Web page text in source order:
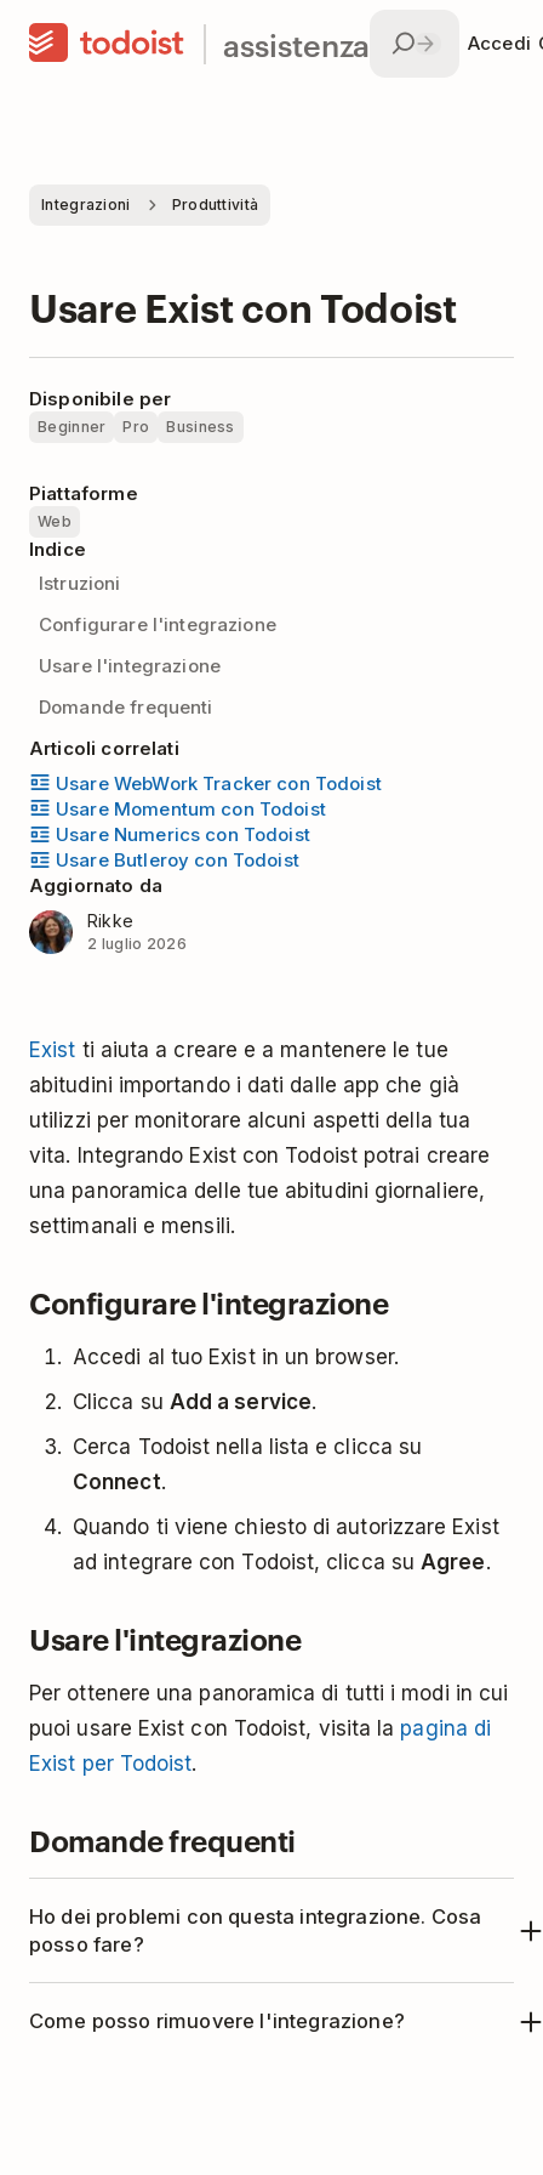
assistenza Accedi
Integrazioni Produttività
Usare Exist con Todoist
Disponibile per
Beginner Pro Business
Piattaforme
Web
Indice
Istruzioni
Configurare l'integrazione
Usare l'integrazione
Domande frequenti
Articoli correlati
Usare WebWork Tracker con Todoist
Usare Momentum con Todoist
Usare Numerics con Todoist
Usare Butleroy con Todoist
Aggiornato da
Rikke
2 luglio 2026
Exist ti aiuta a creare e a mantenere le tue
abitudini importando i dati dalle app che già
utilizzi per monitorare alcuni aspetti della tua
vita. Integrando Exist con Todoist potrai creare
una panoramica delle tue abitudini giornaliere,
settimanali e mensili.
Configurare l'integrazione
Accedi al tuo Exist in un browser.
Clicca su Add a service.
Cerca Todoist nella lista e clicca su
Connect.
Quando ti viene chiesto di autorizzare Exist
ad integrare con Todoist, clicca suAgree.
Usare l'integrazione
Per ottenere una panoramica di tutti i modi in cui
puoi usare Exist con Todoist, visita la pagina di
Exist per Todoist.
Domande frequenti
Ho dei problemi con questa integrazione. Cosa
posso fare?
l'assistenza di Exist all'indirizzo hello@exist.io.
Come posso rimuovere l'integrazione?